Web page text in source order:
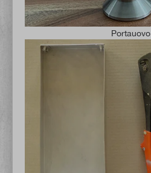
Portauovo